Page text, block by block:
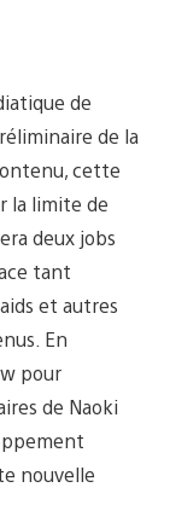
de
de la
cette
la limite de
deux jobs
tant
et autres
En
pour
de Naoki
nouvelle